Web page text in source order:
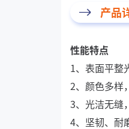
产品
性能特点
1、表面平整
2、颜色多样
3、光洁无缝
4、坚韧、耐